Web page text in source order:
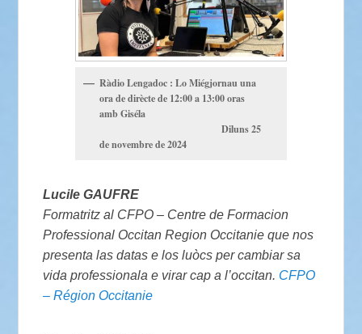
Ràdio Lengadoc : Lo Miégjornau una
ora de dirècte de 12:00 a 13:00 oras
amb Giséla
Diluns 25
de novembre de 2024
Lucile GAUFRE
Formatritz al CFPO – Centre de Formacion
Professional Occitan Region Occitanie que nos
presenta las datas e los luòcs per cambiar sa
vida professionala e virar cap a l’occitan. CFPO
– Région Occitanie